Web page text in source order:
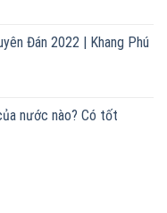
Đán 2022 | Khang Phú
nước nào? Có tốt